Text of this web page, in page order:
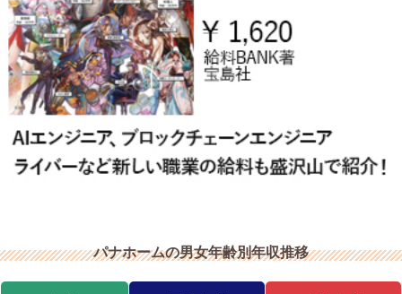
パナホームの男女年齢別年収推移